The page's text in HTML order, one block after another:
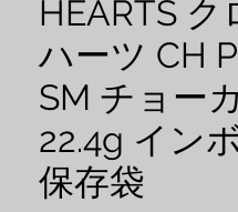
HEARTS ク
ハーツ CH
SM チョー
22.4g イン
保存袋